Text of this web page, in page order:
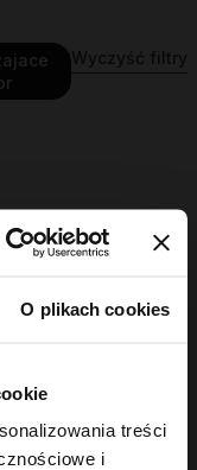
O plikach cookies
treści
i